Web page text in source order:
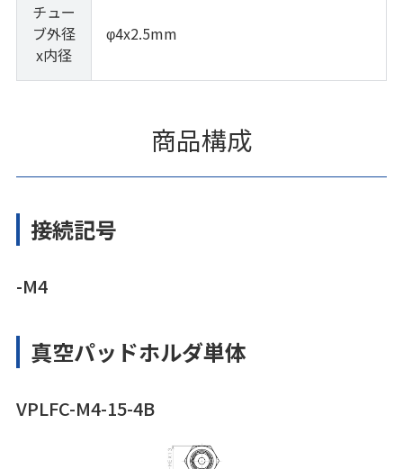
チュー
ブ外径
x内径
φ4x2.5mm
商品構成
接続記号
-M4
真空パッドホルダ単体
VPLFC-M4-15-4B